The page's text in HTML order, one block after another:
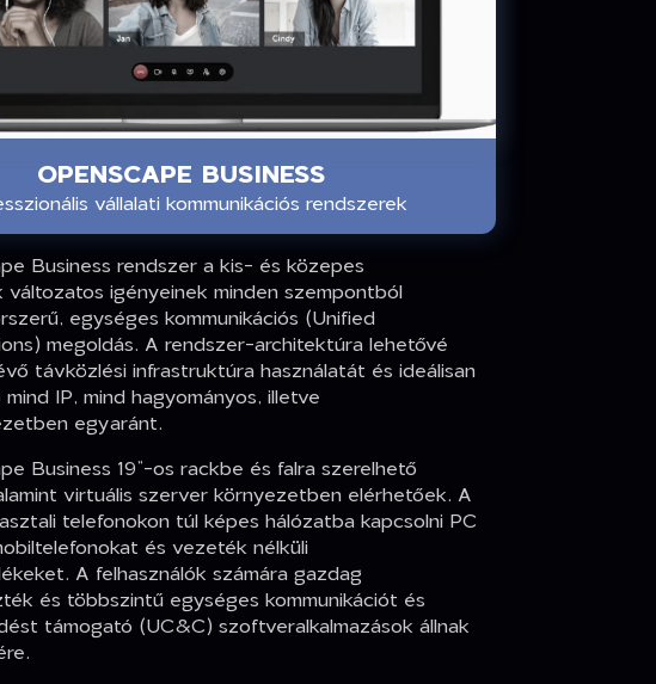
OPENSCAPE BUSINESS
vállalati kommunikációs rendszerek
Business rendszer a kis- és közepes
változatos igényeinek minden szempontból
egységes kommunikációs (Unified
megoldás. A rendszer-architektúra lehetővé
távközlési infrastruktúra használatát és ideálisan
IP, mind hagyományos, illetve
egyaránt.
Business 19”-os rackbe és falra szerelhető
virtuális szerver környezetben elérhetőek. A
telefonokon túl képes hálózatba kapcsolni PC
és vezeték nélküli
A felhasználók számára gazdag
és többszintű egységes kommunikációt és
támogató (UC&C) szoftveralkalmazások állnak